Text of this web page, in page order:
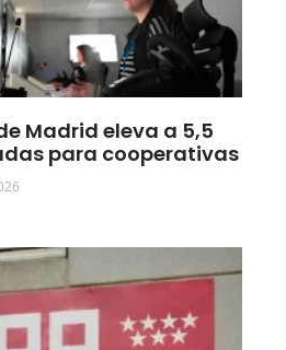
Madrid eleva a 5,5
para cooperativas